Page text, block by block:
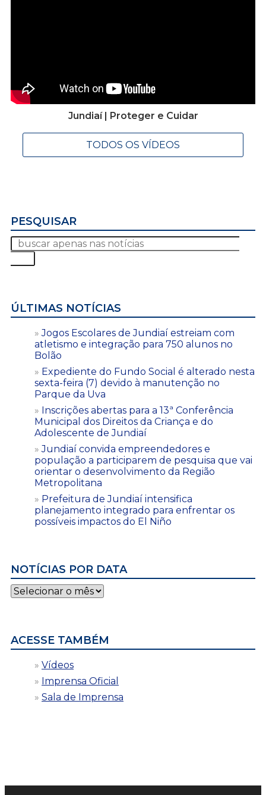
Jundiaí | Proteger e Cuidar
TODOS OS VÍDEOS
PESQUISAR
ÚLTIMAS NOTÍCIAS
Jogos Escolares de Jundiaí estreiam com
atletismo e integração para 750 alunos no
Bolão
Expediente do Fundo Social é alterado nesta
sexta-feira (7) devido à manutenção no
Parque da Uva
Inscrições abertas para a 13ª Conferência
Municipal dos Direitos da Criança e do
Adolescente de Jundiaí
Jundiaí convida empreendedores e
população a participarem de pesquisa que vai
orientar o desenvolvimento da Região
Metropolitana
Prefeitura de Jundiaí intensifica
planejamento integrado para enfrentar os
possíveis impactos do El Niño
NOTÍCIAS POR DATA
Notícias
por
ACESSE TAMBÉM
Vídeos
Imprensa Oficial
Sala de Imprensa